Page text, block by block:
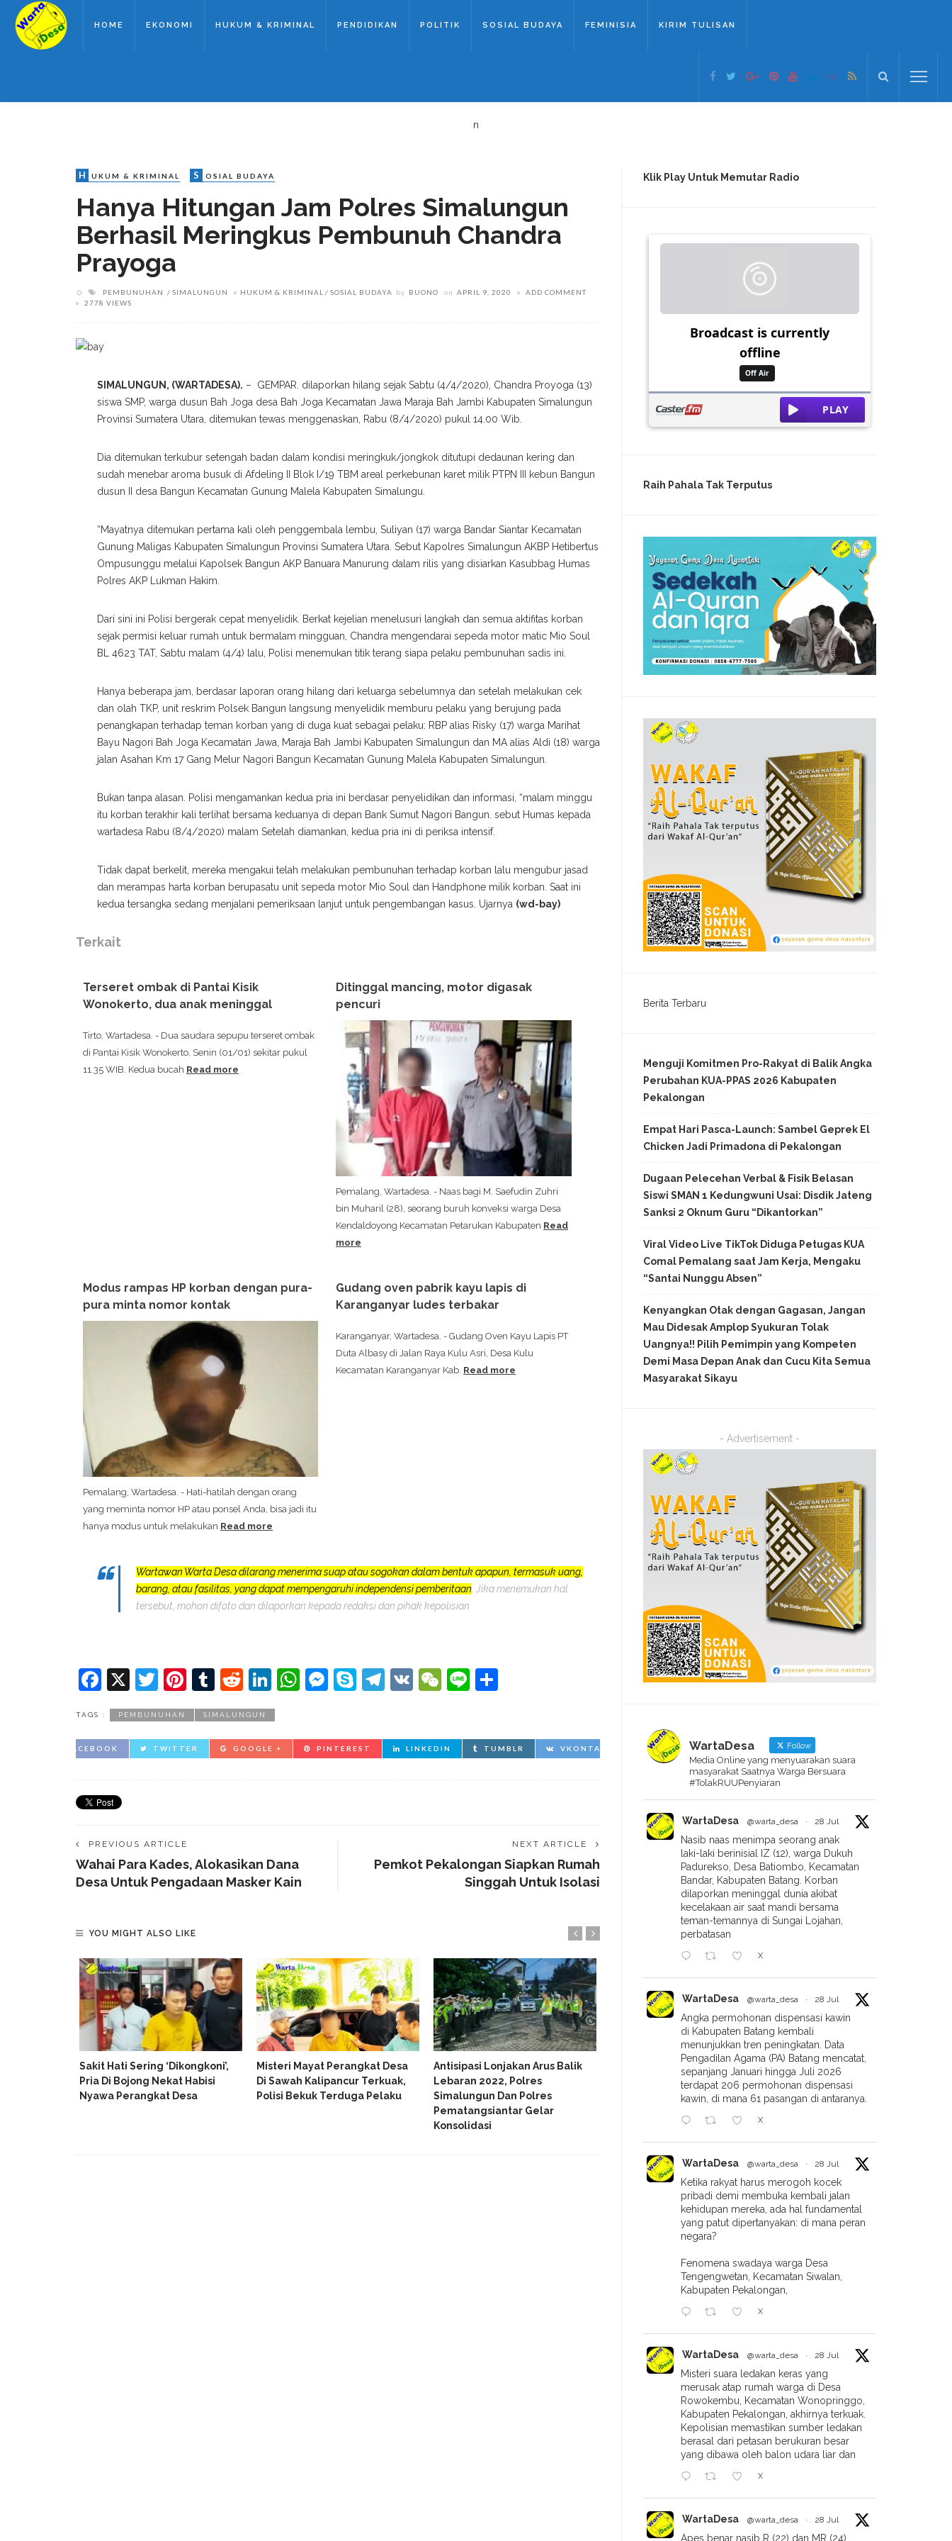
HOME EKONOMI HUKUM & KRIMINAL PENDIDIKAN POLITIK SOSIAL BUDAYA FEMINISIA KIRIM TULISAN
n
H UKUM & KRIMINAL S OSIAL BUDAYA
Hanya Hitungan Jam Polres Simalungun
Berhasil Meringkus Pembunuh Chandra
Prayoga
PEMBUNUHAN SIMALUNGUN HUKUM & KRIMINAL SOSIAL BUDAYA by BUONO on APRIL 9, 2020
ADD COMMENT
2778 VIEWS
SIMALUNGUN, (WARTADESA). – GEMPAR. dilaporkan hilang sejak Sabtu (4/4/2020), Chandra Proyoga (13)
siswa SMP, warga dusun Bah Joga desa Bah Joga Kecamatan Jawa Maraja Bah Jambi Kabupaten Simalungun
Provinsi Sumatera Utara, ditemukan tewas menggenaskan, Rabu (8/4/2020) pukul 14.00 Wib.
Dia ditemukan terkubur setengah badan dalam kondisi meringkuk/jongkok ditutupi dedaunan kering dan
sudah menebar aroma busuk di Afdeling II Blok I/19 TBM areal perkebunan karet milik PTPN III kebun Bangun
dusun II desa Bangun Kecamatan Gunung Malela Kabupaten Simalungu.
“Mayatnya ditemukan pertama kali oleh penggembala lembu, Suliyan (17) warga Bandar Siantar Kecamatan
Gunung Maligas Kabupaten Simalungun Provinsi Sumatera Utara. Sebut Kapolres Simalungun AKBP Hetibertus
Ompusunggu melalui Kapolsek Bangun AKP Banuara Manurung dalam rilis yang disiarkan Kasubbag Humas
Polres AKP Lukman Hakim.
Dari sini ini Polisi bergerak cepat menyelidik. Berkat kejelian menelusuri langkah dan semua aktifitas korban
sejak permisi keluar rumah untuk bermalam mingguan, Chandra mengendarai sepeda motor matic Mio Soul
BL 4623 TAT, Sabtu malam (4/4) lalu, Polisi menemukan titik terang siapa pelaku pembunuhan sadis ini.
Hanya beberapa jam, berdasar laporan orang hilang dari keluarga sebelumnya dan setelah melakukan cek
dan olah TKP, unit reskrim Polsek Bangun langsung menyelidik memburu pelaku yang berujung pada
penangkapan terhadap teman korban yang di duga kuat sebagai pelaku: RBP alias Risky (17) warga Marihat
Bayu Nagori Bah Joga Kecamatan Jawa, Maraja Bah Jambi Kabupaten Simalungun dan MA alias Aldi (18) warga
jalan Asahan Km 17 Gang Melur Nagori Bangun Kecamatan Gunung Malela Kabupaten Simalungun.
Bukan tanpa alasan. Polisi mengamankan kedua pria ini berdasar penyelidikan dan informasi, “malam minggu
itu korban terakhir kali terlihat bersama keduanya di depan Bank Sumut Nagori Bangun. sebut Humas kepada
wartadesa Rabu (8/4/2020) malam Setelah diamankan, kedua pria ini di periksa intensif.
Tidak dapat berkelit, mereka mengakui telah melakukan pembunuhan terhadap korban lalu mengubur jasad
dan merampas harta korban berupasatu unit sepeda motor Mio Soul dan Handphone milik korban. Saat ini
kedua tersangka sedang menjalani pemeriksaan lanjut untuk pengembangan kasus. Ujarnya (wd-bay)
Terkait
Terseret ombak di Pantai Kisik
Wonokerto, dua anak meninggal
Tirto, Wartadesa. - Dua saudara sepupu terseret ombak
di Pantai Kisik Wonokerto, Senin (01/01) sekitar pukul
11.35 WIB. Kedua bucah Read more
Ditinggal mancing, motor digasak
pencuri
Pemalang, Wartadesa. - Naas bagi M. Saefudin Zuhri
bin Muharil (28), seorang buruh konveksi warga Desa
Kendaldoyong Kecamatan Petarukan Kabupaten Read
more
Modus rampas HP korban dengan pura-
pura minta nomor kontak
Pemalang, Wartadesa. - Hati-hatilah dengan orang
yang meminta nomor HP atau ponsel Anda, bisa jadi itu
hanya modus untuk melakukan Read more
Gudang oven pabrik kayu lapis di
Karanganyar ludes terbakar
Karanganyar, Wartadesa. - Gudang Oven Kayu Lapis PT
Duta Albasy di Jalan Raya Kulu Asri, Desa Kulu
Kecamatan Karanganyar Kab. Read more
Wartawan Warta Desa dilarang menerima suap atau sogokan dalam bentuk apapun, termasuk uang,
barang, atau fasilitas, yang dapat mempengaruhi independensi pemberitaan. Jika menemukan hal
tersebut, mohon difoto dan dilaporkan kepada redaksi dan pihak kepolisian
Facebook
X Twitter
Pinterest
Tumblr
Reddit
LinkedIn
WhatsApp
Messenger
Skype
Telegram
VK WeChat
Line
TAGS : PEMBUNUHAN SIMALUNGUN
FACEBOOK TWITTER GOOGLE + PINTEREST LINKEDIN TUMBLR VKONTAKTE
PREVIOUS ARTICLE
Wahai Para Kades, Alokasikan Dana
Desa Untuk Pengadaan Masker Kain
NEXT ARTICLE
Pemkot Pekalongan Siapkan Rumah
Singgah Untuk Isolasi
YOU MIGHT ALSO LIKE
Sakit Hati Sering ‘Dikongkoni’,
Pria Di Bojong Nekat Habisi
Nyawa Perangkat Desa
Misteri Mayat Perangkat Desa
Di Sawah Kalipancur Terkuak,
Polisi Bekuk Terduga Pelaku
Antisipasi Lonjakan Arus Balik
Lebaran 2022, Polres
Simalungun Dan Polres
Pematangsiantar Gelar
Konsolidasi
Bersama Bupati, MPC PP
Kabupaten Simalungun Bagi
Takjil Dan Buka Puasa Bersama
Ringkus Polres Simalungun
Klik Play Untuk Memutar Radio
Raih Pahala Tak Terputus
Berita Terbaru
Menguji Komitmen Pro-Rakyat di Balik Angka
Perubahan KUA-PPAS 2026 Kabupaten
Pekalongan
Empat Hari Pasca-Launch: Sambel Geprek El
Chicken Jadi Primadona di Pekalongan
Dugaan Pelecehan Verbal & Fisik Belasan
Siswi SMAN 1 Kedungwuni Usai: Disdik Jateng
Sanksi 2 Oknum Guru “Dikantorkan”
Viral Video Live TikTok Diduga Petugas KUA
Comal Pemalang saat Jam Kerja, Mengaku
“Santai Nunggu Absen”
Kenyangkan Otak dengan Gagasan, Jangan
Mau Didesak Amplop Syukuran Tolak
Uangnya!! Pilih Pemimpin yang Kompeten
Demi Masa Depan Anak dan Cucu Kita Semua
Masyarakat Sikayu
- Advertisement -
WartaDesa Follow
Media Online yang menyuarakan suara
masyarakat Saatnya Warga Bersuara
#TolakRUUPenyiaran
WartaDesa @warta_desa · 28 Jul
Nasib naas menimpa seorang anak
laki-laki berinisial IZ (12), warga Dukuh
Padurekso, Desa Batiombo, Kecamatan
Bandar, Kabupaten Batang. Korban
dilaporkan meninggal dunia akibat
kecelakaan air saat mandi bersama
teman-temannya di Sungai Lojahan,
perbatasan
X
WartaDesa @warta_desa · 28 Jul
Angka permohonan dispensasi kawin
di Kabupaten Batang kembali
menunjukkan tren peningkatan. Data
Pengadilan Agama (PA) Batang mencatat,
sepanjang Januari hingga Juli 2026
terdapat 206 permohonan dispensasi
kawin, di mana 61 pasangan di antaranya.
X
WartaDesa @warta_desa · 28 Jul
Ketika rakyat harus merogoh kocek
pribadi demi membuka kembali jalan
kehidupan mereka, ada hal fundamental
yang patut dipertanyakan: di mana peran
negara?
Fenomena swadaya warga Desa
Tengengwetan, Kecamatan Siwalan,
Kabupaten Pekalongan,
X
WartaDesa @warta_desa · 28 Jul
Misteri suara ledakan keras yang
merusak atap rumah warga di Desa
Rowokembu, Kecamatan Wonopringgo,
Kabupaten Pekalongan, akhirnya terkuak.
Kepolisian memastikan sumber ledakan
berasal dari petasan berukuran besar
yang dibawa oleh balon udara liar dan
X
WartaDesa @warta_desa · 28 Jul
Apes benar nasib R (22) dan MR (24).